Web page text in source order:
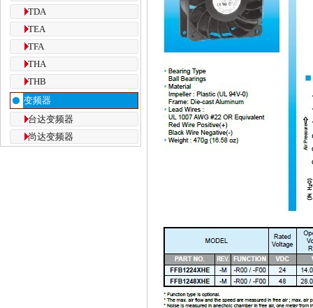
TDA
TEA
TFA
THA
THB
变频器
台达变频器
尚达变频器